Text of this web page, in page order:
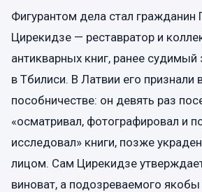
Фигурантом дела стал гражданин
Цирекидзе — реставратор и
антикварных книг, ранее судимый
в Тбилиси. В Латвии его признали
пособничестве: он девять раз
«осматривал, фотографировал и
исследовал» книги, позже
лицом. Сам Цирекидзе
виноват, а подозреваемого